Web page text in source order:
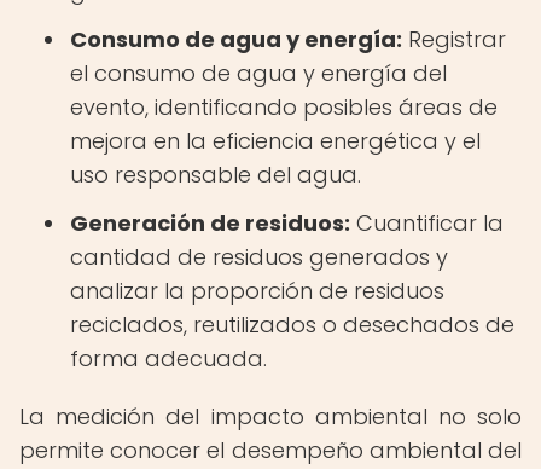
Consumo de agua y energía: Registrar
el consumo de agua y energía del
evento, identificando posibles áreas de
mejora en la eficiencia energética y el
uso responsable del agua.
Generación de residuos: Cuantificar la
cantidad de residuos generados y
analizar la proporción de residuos
reciclados, reutilizados o desechados de
forma adecuada.
La medición del impacto ambiental no solo
permite conocer el desempeño ambiental del